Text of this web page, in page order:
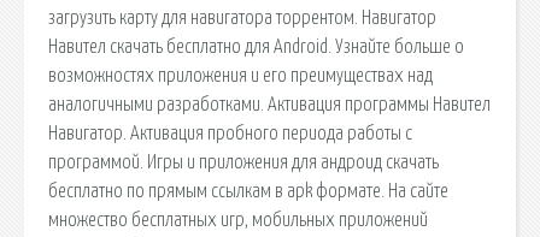
загрузить карту для навигатора торрентом. Навигатор
Навител скачать бесплатно для Android. Узнайте больше о
возможностях приложения и его преимуществах над
аналогичными разработками. Активация программы Навител
Навигатор. Активация пробного периода работы с
программой. Игры и приложения для андроид скачать
бесплатно по прямым ссылкам в apk формате. На сайте
множество бесплатных игр, мобильных приложений